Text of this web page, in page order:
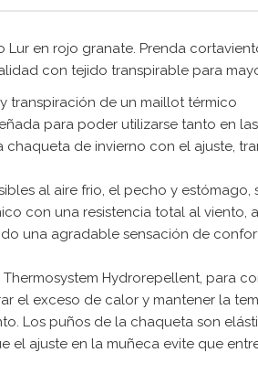
Lur en rojo granate. Prenda
con tejido transpirable para
transpiración de un maillot térmico
para poder utilizarse tanto en
de invierno con el ajuste,
al aire frio, el pecho y
con una resistencia total al
una agradable sensación de
Thermosystem Hydrorepellent, para
el exceso de calor y mantener la
Los puños de la chaqueta son
el ajuste en la muñeca evite que